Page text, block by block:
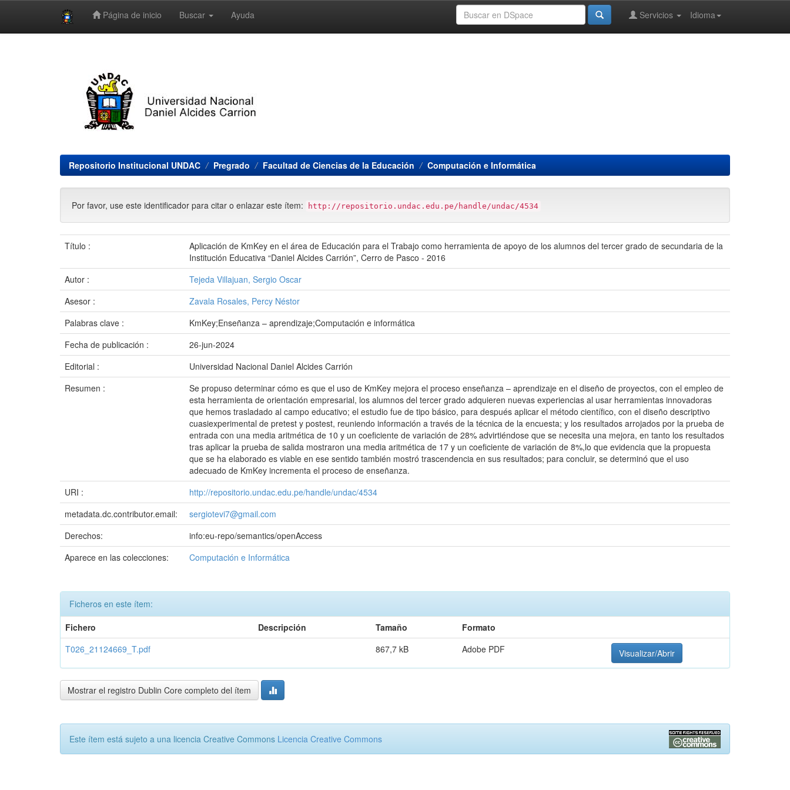
Página de inicio Buscar Ayuda Idioma
Servicios
Repositorio Institucional UNDAC Pregrado Facultad de Ciencias de la Educación Computación e Informática
Por favor, use este identificador para citar o enlazar este ítem: http://repositorio.undac.edu.pe/handle/undac/4534
Título :
Aplicación de KmKey en el área de Educación para el Trabajo como herramienta de apoyo de los alumnos del tercer grado de secundaria de la
Institución Educativa “Daniel Alcides Carrión”, Cerro de Pasco - 2016
Autor :
Tejeda Villajuan, Sergio Oscar
Asesor :
Zavala Rosales, Percy Néstor
Palabras clave :
KmKey;Enseñanza – aprendizaje;Computación e informática
Fecha de publicación :
26-jun-2024
Editorial :
Universidad Nacional Daniel Alcides Carrión
Resumen :
Se propuso determinar cómo es que el uso de KmKey mejora el proceso enseñanza – aprendizaje en el diseño de proyectos, con el empleo de
esta herramienta de orientación empresarial, los alumnos del tercer grado adquieren nuevas experiencias al usar herramientas innovadoras
que hemos trasladado al campo educativo; el estudio fue de tipo básico, para después aplicar el método científico, con el diseño descriptivo
cuasiexperimental de pretest y postest, reuniendo información a través de la técnica de la encuesta; y los resultados arrojados por la prueba de
entrada con una media aritmética de 10 y un coeficiente de variación de 28% advirtiéndose que se necesita una mejora, en tanto los resultados
tras aplicar la prueba de salida mostraron una media aritmética de 17 y un coeficiente de variación de 8%,lo que evidencia que la propuesta
que se ha elaborado es viable en ese sentido también mostró trascendencia en sus resultados; para concluir, se determinó que el uso
adecuado de KmKey incrementa el proceso de enseñanza.
URI :
http://repositorio.undac.edu.pe/handle/undac/4534
metadata.dc.contributor.email:
sergiotevi7@gmail.com
Derechos:
info:eu-repo/semantics/openAccess
Aparece en las colecciones:
Computación e Informática
Ficheros en este ítem:
Fichero
Descripción Tamaño
Formato
T026_21124669_T.pdf
867,7 kB Adobe PDF Visualizar/Abrir
Mostrar el registro Dublin Core completo del ítem
Este ítem está sujeto a una licencia Creative Commons Licencia Creative Commons